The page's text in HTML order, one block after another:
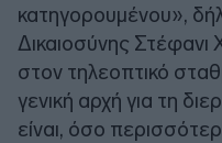
κατηγορουμένου»,
Δικαιοσύνης Στέφανι
στον τηλεοπτικό
γενική αρχή για τη
είναι, όσο